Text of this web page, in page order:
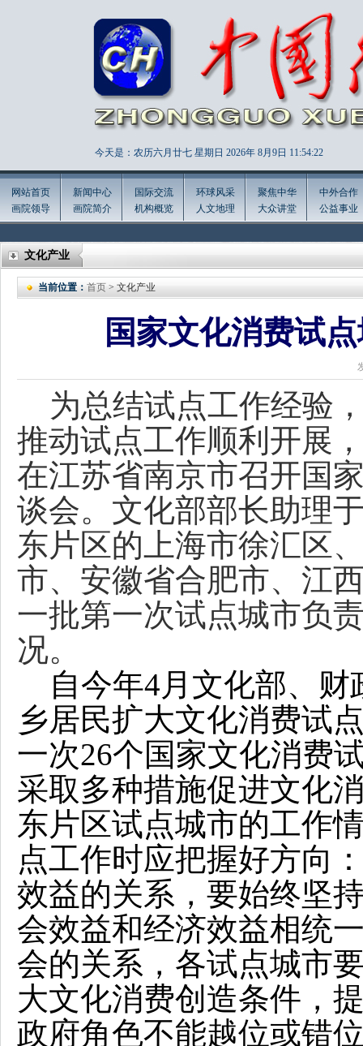
今天是：农历六月廿七 星期日 2026年 8月9日 11:54:23
网站首页
画院领导
新闻中心
画院简介
国际交流
机构概览
环球风采
人文地理
聚焦中华
大众讲堂
中外合作
公益事业
文化产业
当前位置： 首页 > 文化产业
国家文化消费试
为总结试点工作经验
推动试点工作顺利开展
在江苏省南京市召开国
谈会。文化部部长助理
东片区的上海市徐汇区
市、安徽省合肥市、江
一批第一次试点城市负
况。
自今年4月文化部、财
乡居民扩大文化消费试
一次26个国家文化消费
采取多种措施促进文化
东片区试点城市的工作
点工作时应把握好方向
效益的关系，要始终坚
会效益和经济效益相统
会的关系，各试点城市
大文化消费创造条件，
政府角色不能越位或错